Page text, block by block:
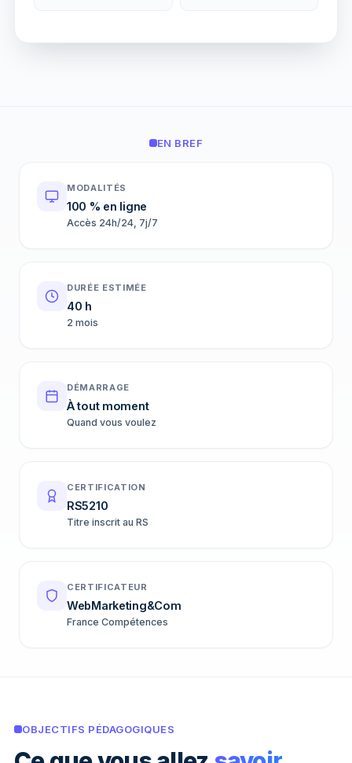
EN BREF
MODALITÉS
100 % en ligne
Accès 24h/24, 7j/7
DURÉE ESTIMÉE
40 h
2 mois
DÉMARRAGE
À tout moment
Quand vous voulez
CERTIFICATION
RS5210
Titre inscrit au RS
CERTIFICATEUR
WebMarketing&Com
France Compétences
OBJECTIFS PÉDAGOGIQUES